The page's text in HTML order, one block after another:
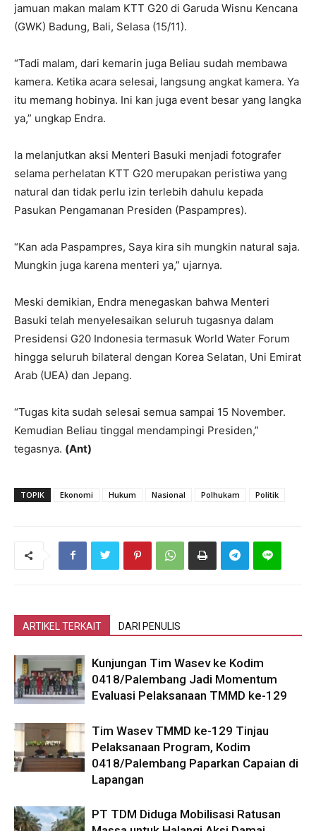
jamuan makan malam KTT G20 di Garuda Wisnu Kencana
(GWK) Badung, Bali, Selasa (15/11).
“Tadi malam, dari kemarin juga Beliau sudah membawa
kamera. Ketika acara selesai, langsung angkat kamera. Ya
itu memang hobinya. Ini kan juga event besar yang langka
ya,” ungkap Endra.
Ia melanjutkan aksi Menteri Basuki menjadi fotografer
selama perhelatan KTT G20 merupakan peristiwa yang
natural dan tidak perlu izin terlebih dahulu kepada
Pasukan Pengamanan Presiden (Paspampres).
“Kan ada Paspampres, Saya kira sih mungkin natural saja.
Mungkin juga karena menteri ya,” ujarnya.
Meski demikian, Endra menegaskan bahwa Menteri
Basuki telah menyelesaikan seluruh tugasnya dalam
Presidensi G20 Indonesia termasuk World Water Forum
hingga seluruh bilateral dengan Korea Selatan, Uni Emirat
Arab (UEA) dan Jepang.
“Tugas kita sudah selesai semua sampai 15 November.
Kemudian Beliau tinggal mendampingi Presiden,”
tegasnya. (Ant)
TOPIK Ekonomi Hukum Nasional Polhukam Politik
ARTIKEL TERKAIT DARI PENULIS
Kunjungan Tim Wasev ke Kodim
0418/Palembang Jadi Momentum
Evaluasi Pelaksanaan TMMD ke-129
Tim Wasev TMMD ke-129 Tinjau
Pelaksanaan Program, Kodim
0418/Palembang Paparkan Capaian di
Lapangan
PT TDM Diduga Mobilisasi Ratusan